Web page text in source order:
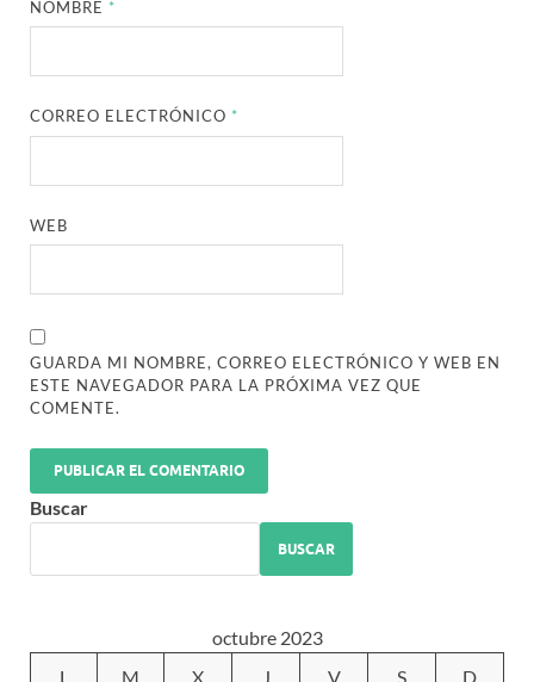
NOMBRE *
CORREO ELECTRÓNICO *
WEB
GUARDA MI NOMBRE, CORREO ELECTRÓNICO Y WEB EN
ESTE NAVEGADOR PARA LA PRÓXIMA VEZ QUE
COMENTE.
Buscar
BUSCAR
octubre 2023
L
M X J V S D